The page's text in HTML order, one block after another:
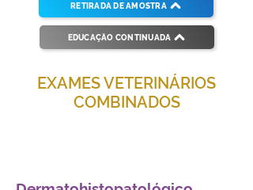
RETIRADA DE AMOSTRA
EDUCAÇÃO CONTINUADA
EXAMES VETERINÁRIOS
COMBINADOS